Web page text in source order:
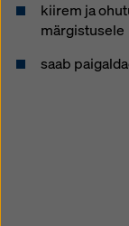
kiirem ja
märgistusele
saab